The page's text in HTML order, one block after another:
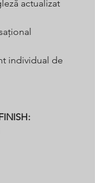
actualizat
individual de